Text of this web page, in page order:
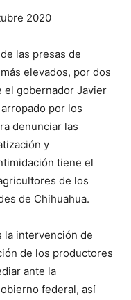
2020
las presas de
elevados, por dos
el gobernador Javier
por los
denunciar las
y
tiene el
de los
de Chihuahua.
la intervención de
de los productores
ante la
federal, así